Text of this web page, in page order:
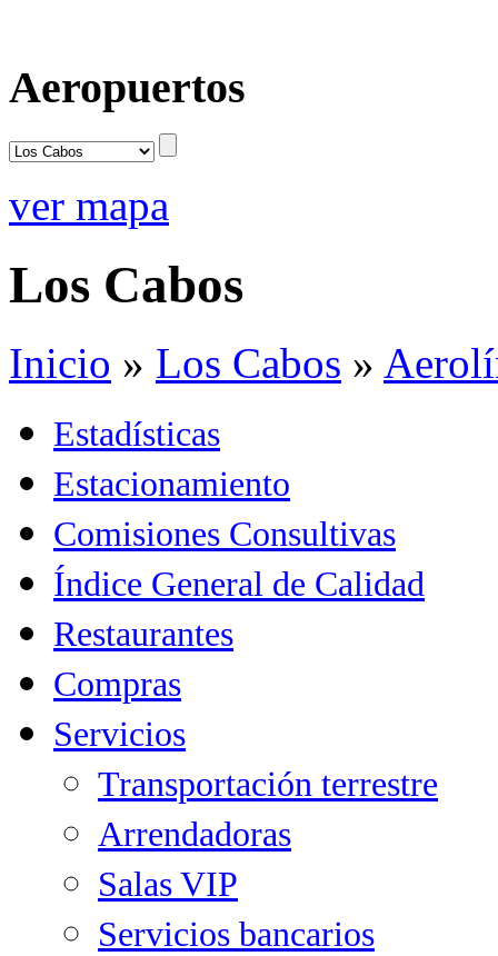
Aeropuertos
ver mapa
Los Cabos
Inicio » Los Cabos »
Estadísticas
Estacionamiento
Comisiones Consultivas
Índice General de Calidad
Restaurantes
Compras
Servicios
Transportación terrestre
Arrendadoras
Salas VIP
Servicios bancarios